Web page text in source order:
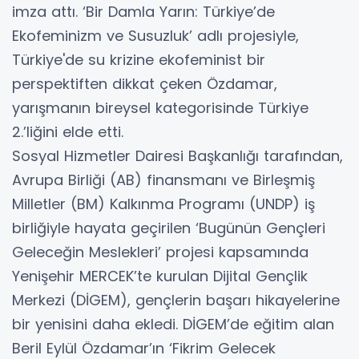
imza attı. ‘Bir Damla Yarın: Türkiye’de
Ekofeminizm ve Susuzluk’ adlı projesiyle,
Türkiye'de su krizine ekofeminist bir
perspektiften dikkat çeken Özdamar,
yarışmanın bireysel kategorisinde Türkiye
2.’liğini elde etti.
Sosyal Hizmetler Dairesi Başkanlığı tarafından,
Avrupa Birliği (AB) finansmanı ve Birleşmiş
Milletler (BM) Kalkınma Programı (UNDP) iş
birliğiyle hayata geçirilen ‘Bugünün Gençleri
Geleceğin Meslekleri’ projesi kapsamında
Yenişehir MERCEK’te kurulan Dijital Gençlik
Merkezi (DİGEM), gençlerin başarı hikayelerine
bir yenisini daha ekledi. DİGEM’de eğitim alan
Beril Eylül Özdamar’ın ‘Fikrim Gelecek